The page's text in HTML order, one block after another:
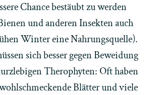
Chance bestäubt zu werden
und anderen Insekten auch
Winter eine Nahrungsquelle).
sich besser gegen Beweidung
Therophyten: Oft haben
Blätter und viele